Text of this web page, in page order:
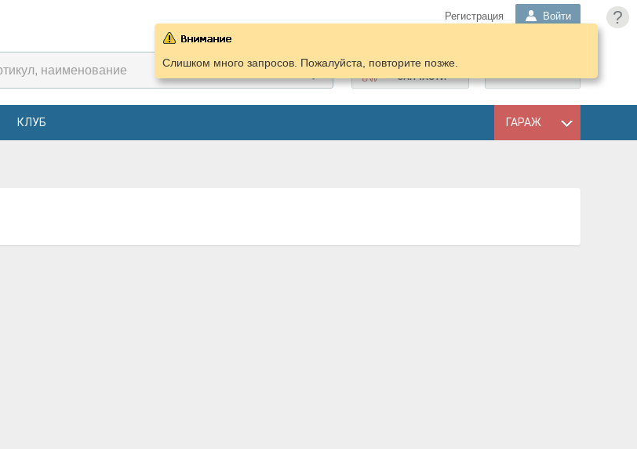
?
Регистрация Войти
ПОДОБРАТЬ
ЗАПЧАСТИ
КЛУБ ГАРАЖ
Слишком много запросов. Пожалуйста, повторите позже.